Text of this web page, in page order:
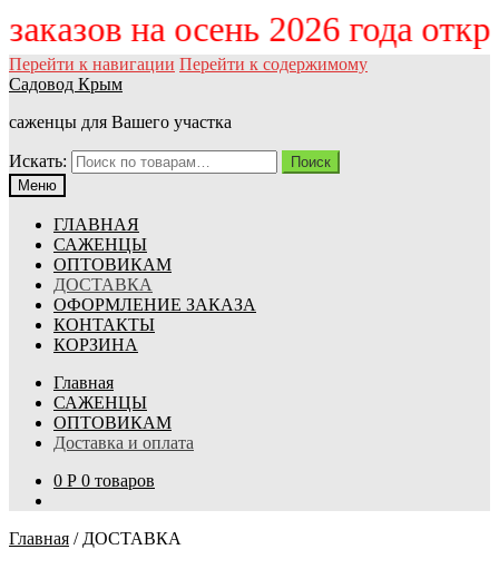
заказов на осень 2026 года
Перейти к навигации Перейти к содержимому
Садовод Крым
саженцы для Вашего участка
Искать:
Поиск
Меню
ГЛАВНАЯ
САЖЕНЦЫ
ОПТОВИКАМ
ДОСТАВКА
ОФОРМЛЕНИЕ ЗАКАЗА
КОНТАКТЫ
КОРЗИНА
Главная
САЖЕНЦЫ
ОПТОВИКАМ
Доставка и оплата
0 Р 0 товаров
Главная / ДОСТАВКА